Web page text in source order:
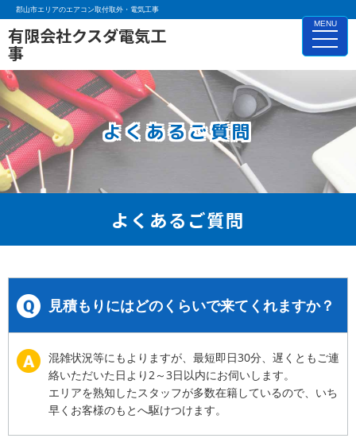
MENU
toggle
郡山市エリアのエアコン取付取外・電気工事
有限会社クスダ電気工
事
よくあるご質問
よくあるご質問
見積もりにはどのくらいで来てくれますか？
混雑状況等にもよりますが、最短即日30分、遅くともご連
絡いただいた日より2～3日以内にお伺いします。
エリアを熟知したスタッフが多数在籍しているので、いち
早くお客様のもとへ駆けつけます。